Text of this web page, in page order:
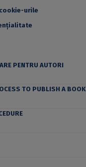
urile
PENTRU AUTORI
TO PUBLISH A BOOK